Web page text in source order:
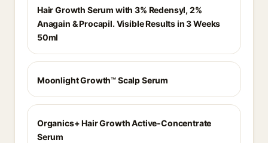
Hair Growth Serum with 3% Redensyl, 2%
Anagain & Procapil. Visible Results in 3 Weeks
50ml
Moonlight Growth™ Scalp Serum
Organics+ Hair Growth Active-Concentrate
Serum